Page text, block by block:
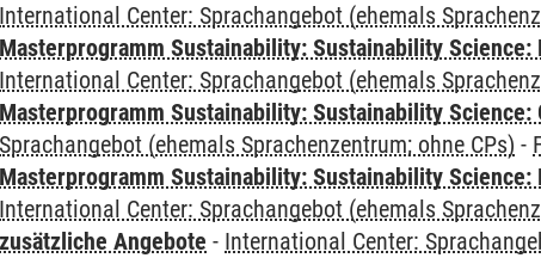
International Center: Sprachangebot (ehemals
Masterprogramm Sustainability: Sustainability
International Center: Sprachangebot (ehemals
Masterprogramm Sustainability: Sustainability Science:
Sprachangebot (ehemals Sprachenzentrum; ohne CPs) -
Masterprogramm Sustainability: Sustainability
International Center: Sprachangebot (ehemals
zusätzliche Angebote - International Center: